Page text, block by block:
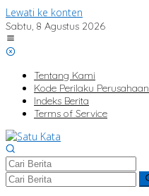
Lewati ke konten
Sabtu, 8 Agustus 2026
Tentang Kami
Kode Perilaku Perusahaan
Indeks Berita
Terms of Service